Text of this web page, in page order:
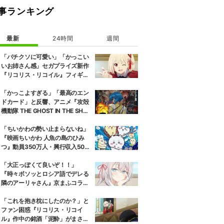
ランキング
最新 24時間 週間
「バチクソに可愛い」「かっこい
いお姉さん感」セガプライズ新作
『リコリス・リコイル』フィギュ
「かっこよすぎる」「最高のエン
ドカード」と反響、アニメ『攻殻
機動隊 THE GHOST IN THE SHEL
「ちいかわの勢い止まらないね」
『映画ちいかわ 人魚の島のひみ
つ』動員350万人・興行収入50億
「大正っぽくて良いぞ！！」
『時々ボソッとロシア語でデレる
隣のアーリャさん』京まふコラボ
「これを抱き枕にしたのか？」と
ファン困惑『リコリス・リコイ
ル』作中の銘酒「泥酔」がまさか